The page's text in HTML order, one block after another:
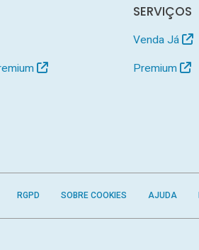
SERVIÇOS
Venda Já
Premium
RGPD SOBRE COOKIES AJUDA